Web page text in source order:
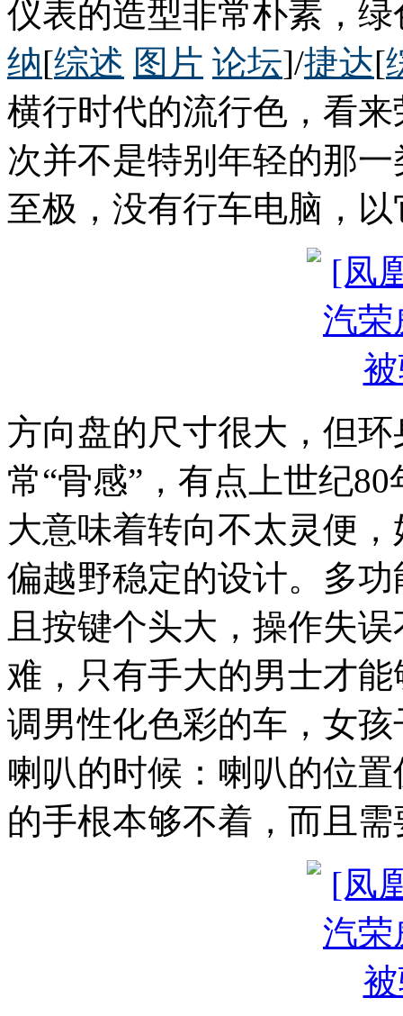
仪表的造型非常朴素，
纳[综述 图片 论坛]/捷达[
横行时代的流行色，看
次并不是特别年轻的那
至极，没有行车电脑，
方向盘的尺寸很大，但
常“骨感”，有点上世纪
大意味着转向不太灵便
偏越野稳定的设计。多
且按键个头大，操作失
难，只有手大的男士才
调男性化色彩的车，女
喇叭的时候：喇叭的位
的手根本够不着，而且